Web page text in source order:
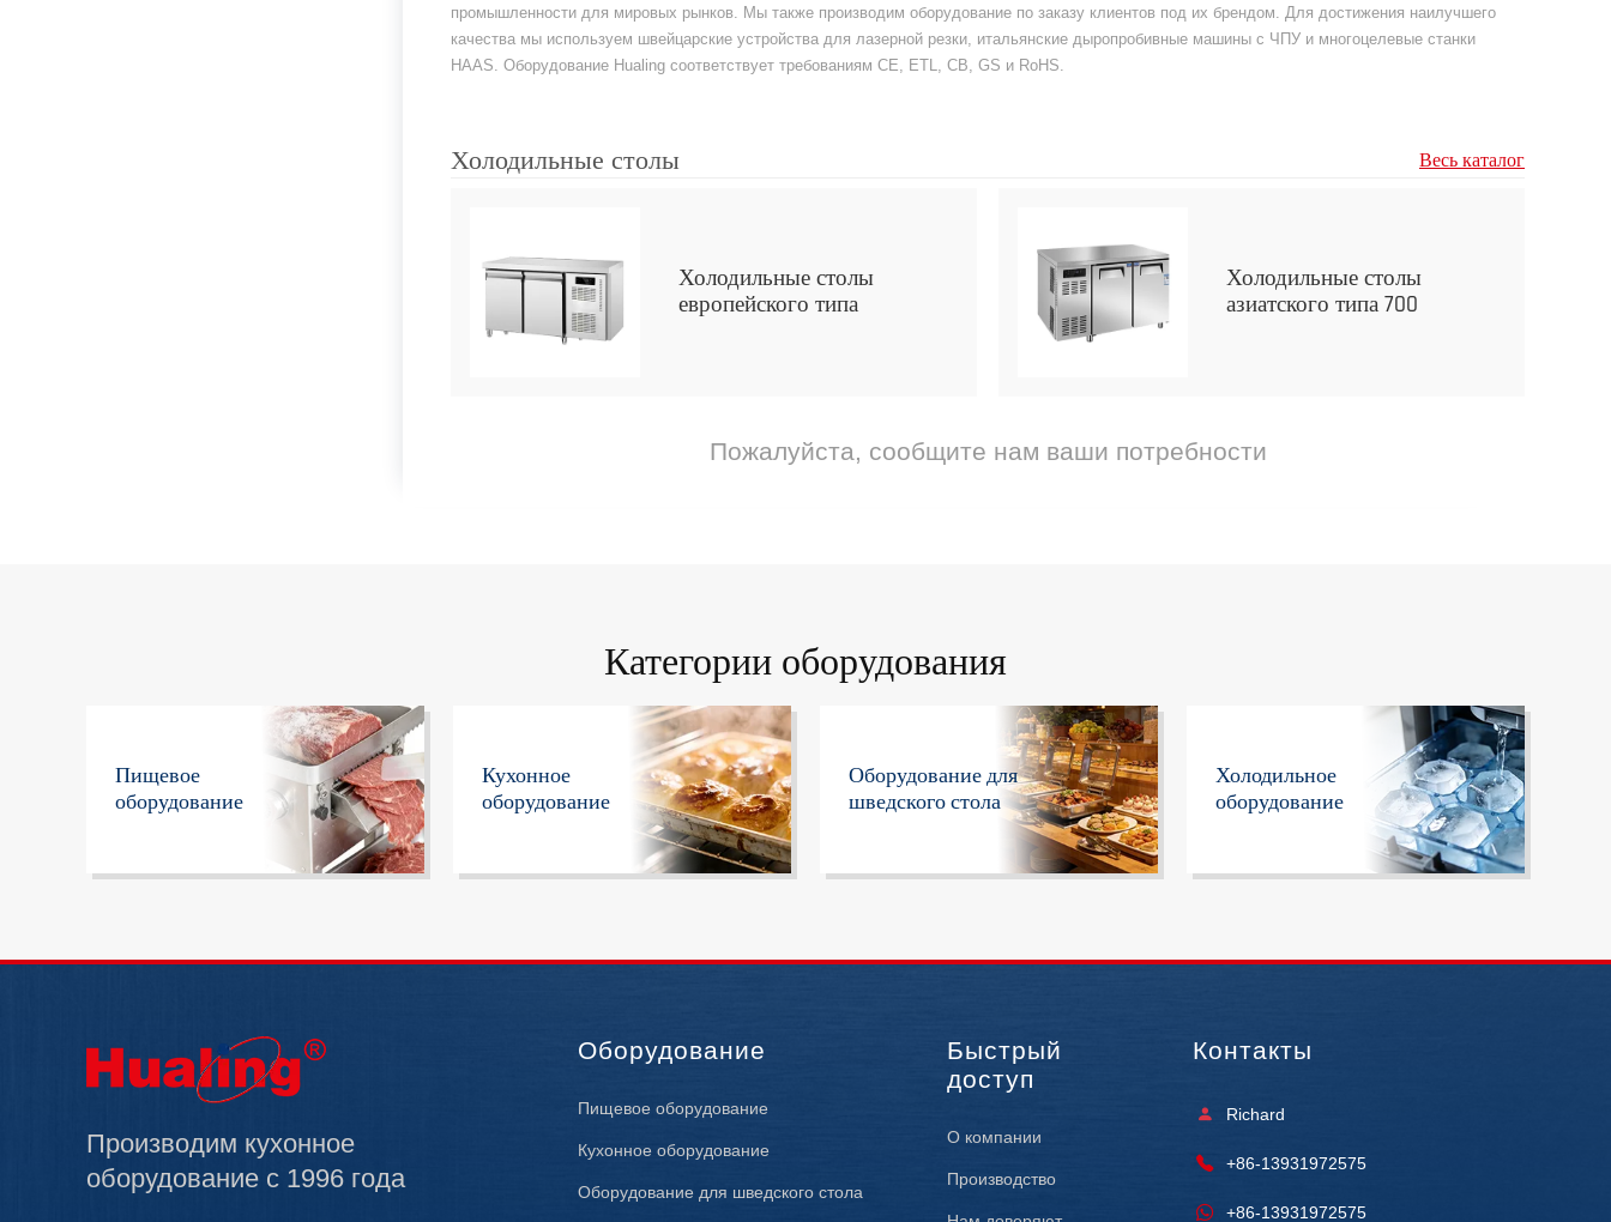
промышленности для мировых рынков. Мы также производим оборудование по заказу клиентов под их брендом. Для достижения наилучшего
качества мы используем швейцарские устройства для лазерной резки, итальянские дыропробивные машины с ЧПУ и многоцелевые станки
HAAS. Оборудование Hualing соответствует требованиям CE, ETL, CB, GS и RoHS.
Холодильные столы Весь каталог
Холодильные столы
европейского типа
Холодильные столы
азиатского типа 700
Пожалуйста, сообщите нам ваши потребности
Категории оборудования
Пищевое
оборудование
Кухонное
оборудование
Оборудование для
шведского стола
Холодильное
оборудование
Производим кухонное
оборудование с 1996 года
Оборудование
Пищевое оборудование
Кухонное оборудование
Оборудование для шведского стола
Быстрый
доступ
О компании
Производство
Контакты
Richard
+86-13931972575
+86-13931972575